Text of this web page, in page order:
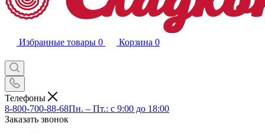
Избранные товары 0 Корзина 0
Телефоны
8-800-700-88-68Пн. – Пт.: с 9:00 до 18:00
Заказать звонок